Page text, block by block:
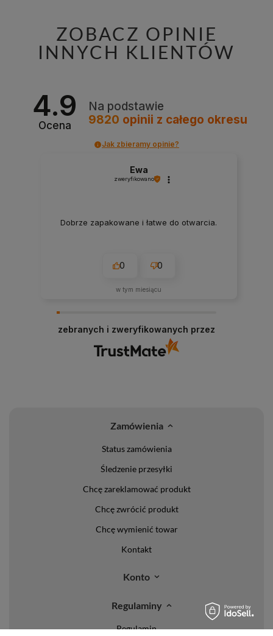
ZOBACZ OPINIE
INNYCH KLIENTÓW
4.9
Ocena
Na podstawie
9820 opinii z całego okresu
Jak zbieramy opinie?
Ewa
zweryfikowano
Dobrze zapakowane i łatwe do otwarcia.
0 0
w tym miesiącu
zebranych i zweryfikowanych przez
Zamówienia
Status zamówienia
Śledzenie przesyłki
Chcę zareklamować produkt
Chcę zwrócić produkt
Chcę wymienić towar
Kontakt
Konto
Regulaminy
Regulamin